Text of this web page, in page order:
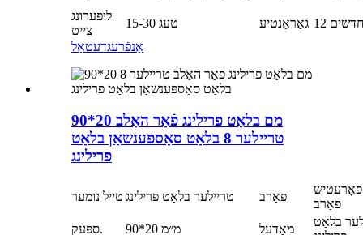
ליפערונג
צייט
15-30 טעג גאַראַנטיע
12 חדשים
אָנפֿרעגדעטאַל
90*20 מם בלאַט פרילינג פֿאַר האַלב
טריילער 8 בלאַט סאַספּענשאַן בלאַט
פרילינג
טייל נומער טריילער בלאַט פרילינג פאַרב
פאַרב
ספּעק.
90*20 מ״מ מאָדעל
בלאַט